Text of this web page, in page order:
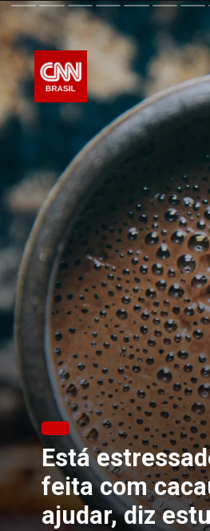
Está
feita com
ajudar, diz